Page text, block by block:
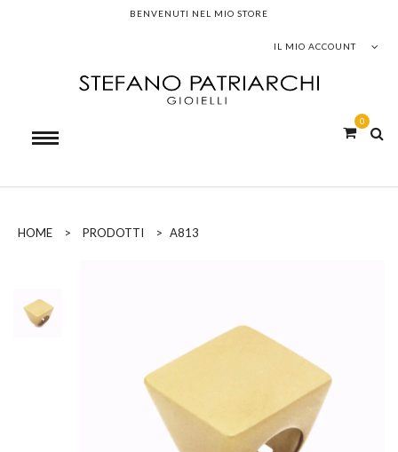
BENVENUTI NEL MIO STORE
IL MIO ACCOUNT
0
HOME > PRODOTTI > A813